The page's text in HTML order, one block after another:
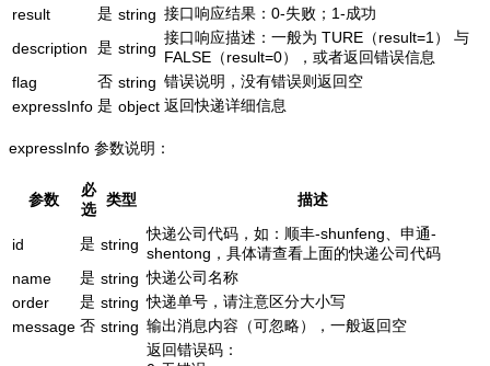
result
是 string 接口响应结果：0-失败；1-成功
description
是 string
接口响应描述：一般为 TURE（result=1） 与
FALSE（result=0），或者返回错误信息
flag
否 string 错误说明，没有错误则返回空
expressInfo 是 object 返回快递详细信息
expressInfo 参数说明：
参数
必
选
类型 描述
id 是 string
快递公司代码，如：顺丰-shunfeng、申通-
shentong，具体请查看上面的快递公司代码
name
是 string 快递公司名称
order
是 string 快递单号，请注意区分大小写
message 否 string 输出消息内容（可忽略），一般返回空
返回错误码：